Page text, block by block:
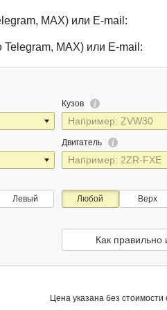
MAX) или E-mail:
Telegram, MAX) или E-mail:
Кузов
Двигатель
Левый Любой Верх
Как правильно
Цена указана без стоимости